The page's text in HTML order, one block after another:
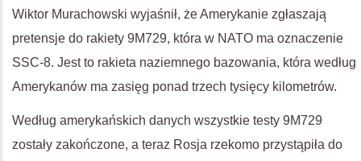
Wiktor Murachowski wyjaśnił, że Amerykanie zgłaszają
pretensje do rakiety 9M729, która w NATO ma oznaczenie
SSC-8. Jest to rakieta naziemnego bazowania, która według
Amerykanów ma zasięg ponad trzech tysięcy kilometrów.
Według amerykańskich danych wszystkie testy 9M729
zostały zakończone, a teraz Rosja rzekomo przystąpiła do